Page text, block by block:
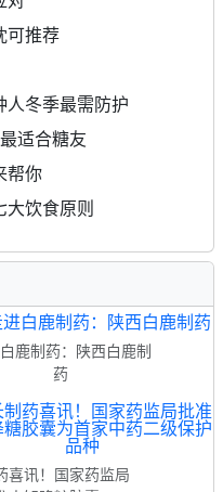
可推荐
人冬季最需防护
适合糖友
帮你
大饮食原则
鹿制药：陕西白鹿制
药
喜讯！国家药监局